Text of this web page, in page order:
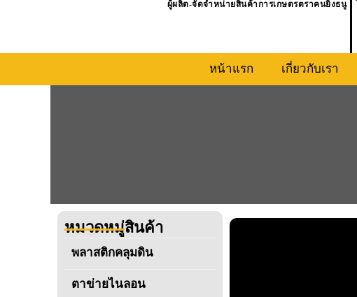
ผู้ผลิต-จัดจำหน่ายสินค้าการเกษตรตราคนยิงธนู
หน้าแรก เกี่ยวกับเรา
หมวดหมู่สินค้า
พลาสติกคลุมดิน
ตาข่ายไนลอน